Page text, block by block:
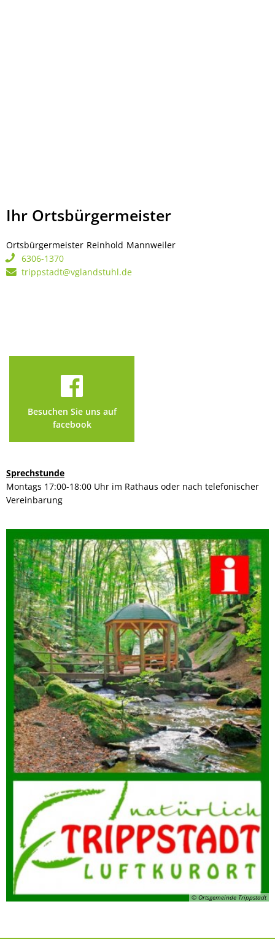
Ihr Ortsbürgermeister
Ortsbürgermeister Reinhold Mannweiler
6306-1370
trippstadt@vglandstuhl.de
Besuchen Sie uns auf
facebook
Sprechstunde
Montags 17:00-18:00 Uhr im Rathaus oder nach telefonischer
Vereinbarung
© Ortsgemeinde Trippstadt